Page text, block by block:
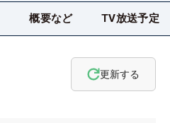
概要など TV放送予定
更新する